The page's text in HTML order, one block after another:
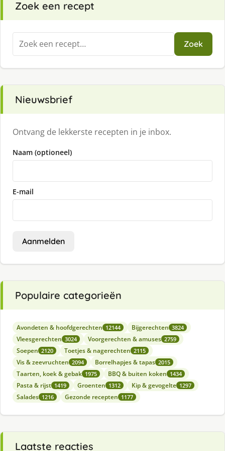
Zoek een recept
Zoeken
naar:
Zoek
Nieuwsbrief
Ontvang de lekkerste recepten in je inbox.
Naam (optioneel)
E-mail
Aanmelden
Populaire categorieën
Avondeten & hoofdgerechten 12144 Bijgerechten 3824
Vleesgerechten 3024 Voorgerechten & amuses 2759
Soepen 2120 Toetjes & nagerechten 2115
Vis & zeevruchten 2094 Borrelhapjes & tapas 2015
Taarten, koek & gebak 1975 BBQ & buiten koken 1434
Pasta & rijst 1419 Groenten 1312 Kip & gevogelte 1297
Salades 1216 Gezonde recepten 1177
Laatste reacties